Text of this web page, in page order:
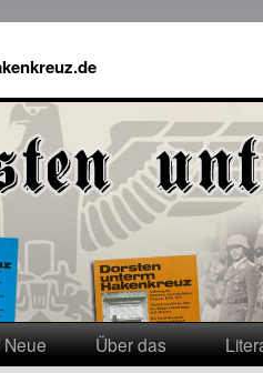
Neue
Über das